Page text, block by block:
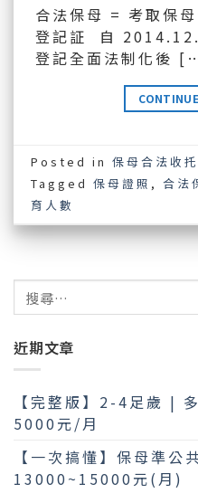
合法保母 = 考取保
登記証 自
登記全面法制化後
Posted in保母合法收
Tagged保母證照 ,合法
育人數
近期文章
【完整版】2-4足歲 |
5000元/月
【一次搞懂】保母準公
13000~15000元(月)